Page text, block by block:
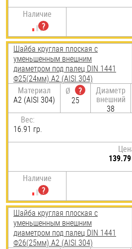
Наличие
Шайба круглая плоская с
уменьшенным внешним
диаметром под палец DIN 1441
Ф25(24мм) А2 (AISI 304)
Материал
А2 (AISI 304)
Ø
?
25
Диаметр
внешний
38
Вес:
16.91 гр.
Наличие
Шайба круглая плоская с
уменьшенным внешним
диаметром под палец DIN 1441
Ф26(25мм) А2 (AISI 304)